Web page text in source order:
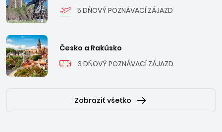
5 DŇOVÝ POZNÁVACÍ ZÁJAZD
Česko a Rakúsko
3 DŇOVÝ POZNÁVACÍ ZÁJAZD
Zobraziť všetko